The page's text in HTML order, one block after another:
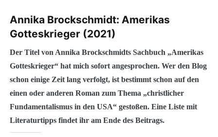
Annika Brockschmidt: Amerikas
Gotteskrieger (2021)
Der Titel von Annika Brockschmidts Sachbuch „Amerikas
Gotteskrieger“ hat mich sofort angesprochen. Wer den Blog
schon einige Zeit lang verfolgt, ist bestimmt schon auf den
einen oder anderen Roman zum Thema „christlicher
Fundamentalismus in den USA“ gestoßen. Eine Liste mit
Literaturtipps findet ihr am Ende des Beitrags.